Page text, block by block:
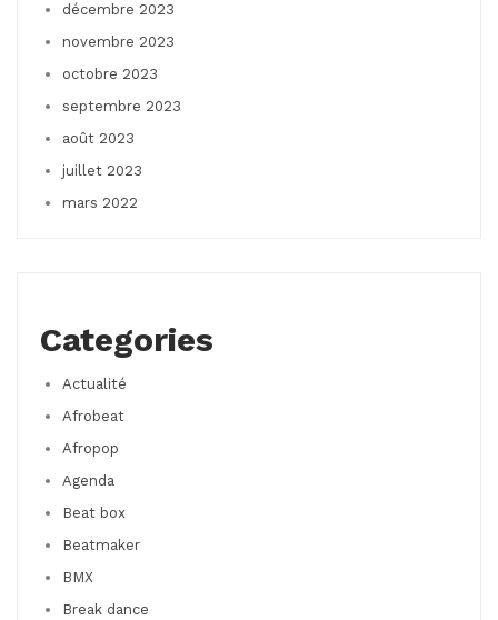
décembre 2023
novembre 2023
octobre 2023
septembre 2023
août 2023
juillet 2023
mars 2022
Categories
Actualité
Afrobeat
Afropop
Agenda
Beat box
Beatmaker
BMX
Break dance